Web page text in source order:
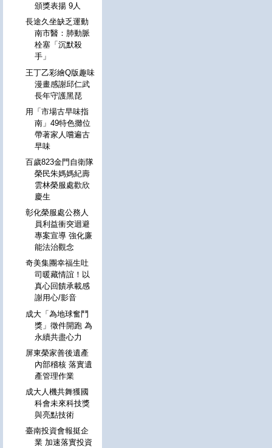
頒獎表揚 9人
長途久坐缺乏運動
南市醫：肺動脈
栓塞「沉默殺
手」
王丁乙彩繪Q版趣味
漫畫感謝邱仁武
長年守護黑琵
用「市場古早味指
南」49特色攤位
帶著家人嚐遍古
早味
百歲823金門自衛隊
榮民朱媽媽紀壽
雲林榮服處歡欣
慶生
彰化榮服處公務人
員利益衝突迴避
專案宣導 強化廉
能法治觀念
奇美集團幸福生吐
司暖藏情誼！以
真心回饋承載感
謝用心/影音
成大「為地球奮鬥
獎」徵件開跑 為
永續共盡心力
屏東榮家善後遺產
內部稽核 落實遺
產管理作業
成大人機共舞獲國
科會未來科技獎
與亮點技術
臺南投資會報挺企
業 加速落實投資